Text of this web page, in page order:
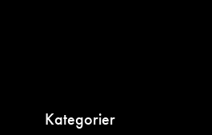
Kategorier